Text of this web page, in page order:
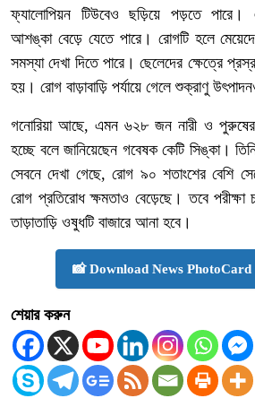
ফ্যালোপিয়ন টিউবেও ছড়িয়ে পড়তে পারে।
আশঙ্কা বেড়ে যেতে পারে। রোগটি হলে
সমস্যা দেখা দিতে পারে। ছেলেদের ক্ষেত্রে
হয়। রোগ বাড়াবাড়ি পর্যায়ে গেলে শুক্রাণু
গনোরিয়া আছে, এমন ৬২৮ জন নারী ও পুরুষের
হচ্ছে বলে জানিয়েছেন গবেষক কেটি সিঙ্কা।
সেবনে দেখা গেছে, রোগ ৯০ শতাংশের বেশি
রোগ প্রতিরোধ ক্ষমতাও বেড়েছে। তবে
তাড়াতাড়ি ওষুধটি বাজারে আনা হবে।
📸 Download News PhotoCard
শেয়ার করুন